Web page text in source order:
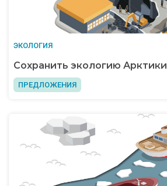
ЭКОЛОГИЯ
Сохранить экологию Арктики
ПРЕДЛОЖЕНИЯ